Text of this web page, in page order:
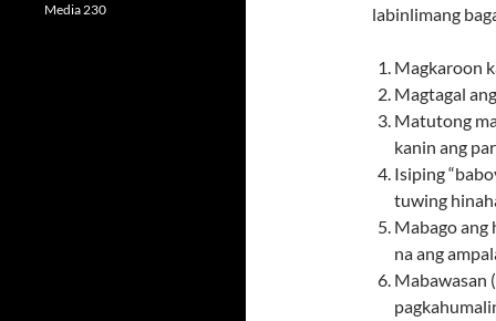
labinlimang
Magkaroon
Magtagal
Matutong
kanin ang
Isiping
tuwing
Mabago ang
na ang
Mabawasan
Media 230